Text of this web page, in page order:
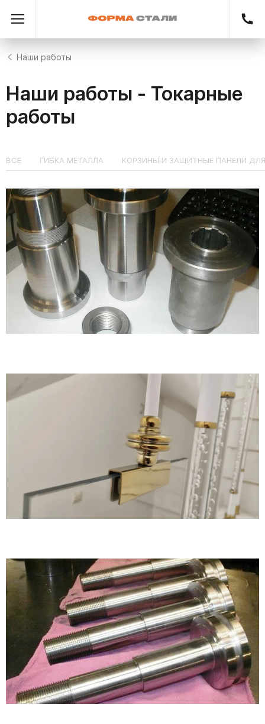
Наши работы
Наши работы - Токарные
работы
ВСЕ ГИБКА МЕТАЛЛА КОРЗИНЫ И ЗАЩИТНЫЕ ПАНЕЛИ